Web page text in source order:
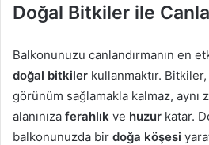
Doğal Bitkiler ile
Balkonunuzu canlandırmanın en
doğal bitkiler kullanmaktır.
görünüm sağlamakla kalmaz, aynı
alanınıza ferahlık ve huzur katar.
balkonunuzda bir doğa köşesi